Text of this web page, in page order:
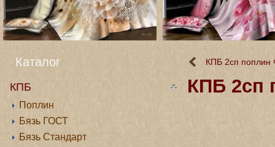
КПБ 2сп поплин
КПБ 2сп
Каталог
КПБ
Поплин
Бязь ГОСТ
Бязь Стандарт